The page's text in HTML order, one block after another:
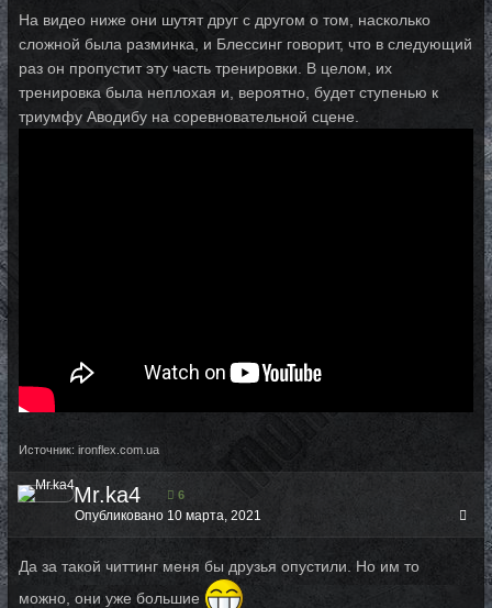
На видео ниже они шутят друг с другом о том, насколько
сложной была разминка, и Блессинг говорит, что в следующий
раз он пропустит эту часть тренировки. В целом, их
тренировка была неплохая и, вероятно, будет ступенью к
триумфу Аводибу на соревновательной сцене.
Источник: ironflex.com.ua
Mr.ka4 6
Опубликовано 10 марта, 2021
Да за такой читтинг меня бы друзья опустили. Но им то
можно, они уже большие